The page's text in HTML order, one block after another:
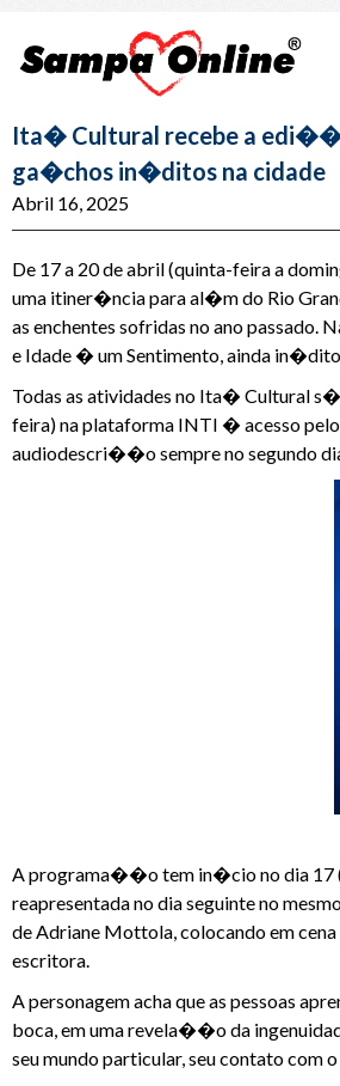
Ita� Cultural recebe a
ga�chos in�ditos na cidade
Abril 16, 2025
De 17 a 20 de abril (quinta-feira a
uma itiner�ncia para al�m do Rio
as enchentes sofridas no ano
e Idade � um Sentimento, ainda
Todas as atividades no Ita� Cultural
feira) na plataforma INTI � acesso pelo
audiodescri��o sempre no segundo
A programa��o tem in�cio no dia 17
reapresentada no dia seguinte no
de Adriane Mottola, colocando em cena
escritora.
A personagem acha que as pessoas
boca, em uma revela��o da
seu mundo particular, seu contato com